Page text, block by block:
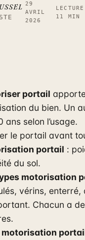
29
AVRIL
2026
LECTURE
11 MIN
portail
du bien. Un
ans selon l’usage.
le portail avant
portail :
du sol.
motorisation
vérins, enterré,
Chacun a
motorisation